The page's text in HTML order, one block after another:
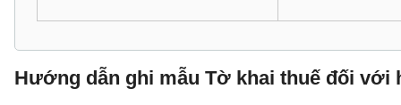
Hướng dẫn ghi mẫu Tờ khai thuế đối với